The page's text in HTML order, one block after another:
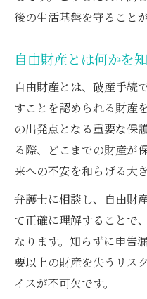
後の生活基盤を守ること
自由財産とは何かを
自由財産とは、破産手続
すことを認められる財産
の出発点となる重要な保
る際、どこまでの財産が
来への不安を和らげる大
弁護士に相談し、自由財
て正確に理解することで
なります。知らずに申告
要以上の財産を失うリス
イスが不可欠です。